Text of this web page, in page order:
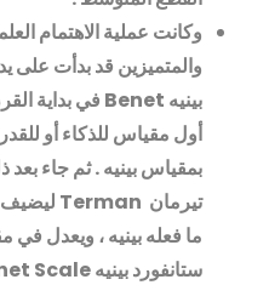
وكانت عملية الاهتمام
والمتميزين قد بدأت على
بينيه
في بداية
أول مقياس للذكاء أو
بمقياس بينيه . ثم جاء
تيرمان
ليضيف
ما فعله بينيه ، ويعدل
ستانفورد بينيه